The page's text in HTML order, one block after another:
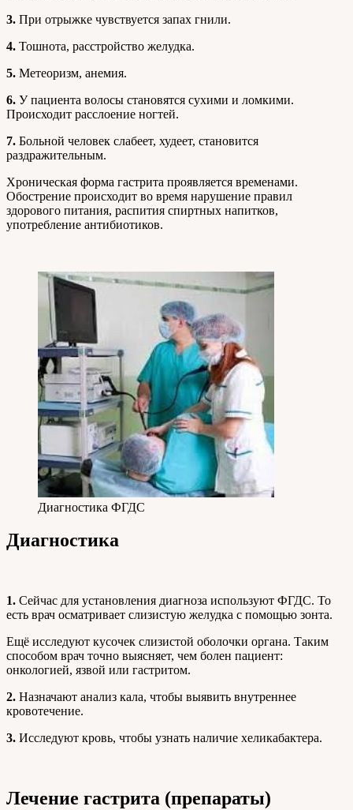
3. При отрыжке чувствуется запах гнили.
4. Тошнота, расстройство желудка.
5. Метеоризм, анемия.
6. У пациента волосы становятся сухими и ломкими.
Происходит расслоение ногтей.
7. Больной человек слабеет, худеет, становится
раздражительным.
Хроническая форма гастрита проявляется временами.
Обострение происходит во время нарушение правил
здорового питания, распития спиртных напитков,
употребление антибиотиков.
Диагностика ФГДС
Диагностика
1. Сейчас для установления диагноза используют ФГДС. То
есть врач осматривает слизистую желудка с помощью зонта.
Ещё исследуют кусочек слизистой оболочки органа. Таким
способом врач точно выясняет, чем болен пациент:
онкологией, язвой или гастритом.
2. Назначают анализ кала, чтобы выявить внутреннее
кровотечение.
3. Исследуют кровь, чтобы узнать наличие хеликабактера.
Лечение гастрита (препараты)